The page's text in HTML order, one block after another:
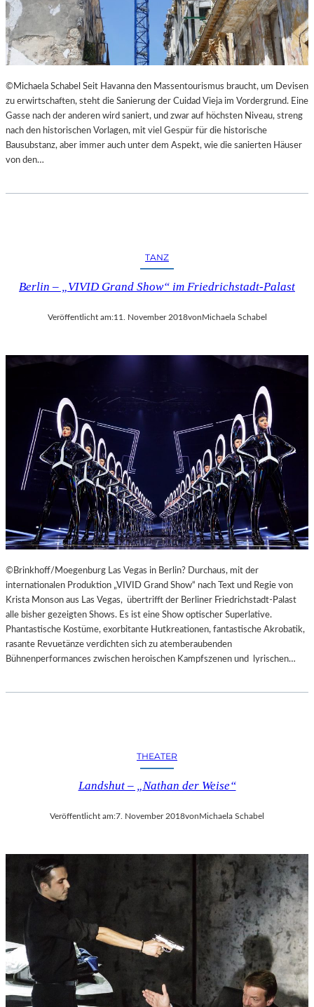
E
S
T
H
E
T
E
R
I
M
L
A
N
E
S
T
H
E
E
E
B
E
©Michaela Schabel Seit Havanna den Massentourismus braucht, um Devisen
zu erwirtschaften, steht die Sanierung der Cuidad Vieja im Vordergrund. Eine
Gasse nach der anderen wird saniert, und zwar auf höchsten Niveau, streng
nach den historischen Vorlagen, mit viel Gespür für die historische
Bausubstanz, aber immer auch unter dem Aspekt, wie die sanierten Häuser
von den…
TANZ
Berlin – „VIVID Grand Show“ im Friedrichstadt-Palast
Veröffentlicht am:11. November 2018vonMichaela Schabel
©Brinkhoff/Moegenburg Las Vegas in Berlin? Durchaus, mit der
internationalen Produktion „VIVID Grand Show“ nach Text und Regie von
Krista Monson aus Las Vegas, übertrifft der Berliner Friedrichstadt-Palast
alle bisher gezeigten Shows. Es ist eine Show optischer Superlative.
Phantastische Kostüme, exorbitante Hutkreationen, fantastische Akrobatik,
rasante Revuetänze verdichten sich zu atemberaubenden
Bühnenperformances zwischen heroischen Kampfszenen und lyrischen…
THEATER
Landshut – „Nathan der Weise“
Veröffentlicht am:7. November 2018vonMichaela Schabel